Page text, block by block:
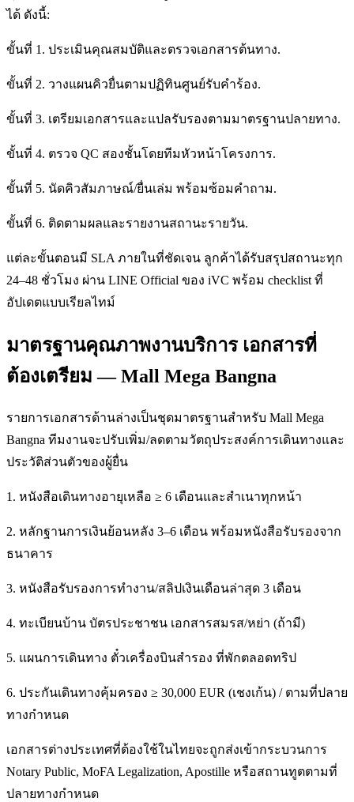
ได้ ดังนี้:
ขั้นที่ 1. ประเมินคุณสมบัติและตรวจเอกสารต้นทาง.
ขั้นที่ 2. วางแผนคิวยื่นตามปฏิทินศูนย์รับคำร้อง.
ขั้นที่ 3. เตรียมเอกสารและแปลรับรองตามมาตรฐานปลายทาง.
ขั้นที่ 4. ตรวจ QC สองชั้นโดยทีมหัวหน้าโครงการ.
ขั้นที่ 5. นัดคิวสัมภาษณ์/ยื่นเล่ม พร้อมซ้อมคำถาม.
ขั้นที่ 6. ติดตามผลและรายงานสถานะรายวัน.
แต่ละขั้นตอนมี SLA ภายในที่ชัดเจน ลูกค้าได้รับสรุปสถานะทุก
24–48 ชั่วโมง ผ่าน LINE Official ของ iVC พร้อม checklist ที่
อัปเดตแบบเรียลไทม์
มาตรฐานคุณภาพงานบริการ เอกสารที่
ต้องเตรียม — Mall Mega Bangna
รายการเอกสารด้านล่างเป็นชุดมาตรฐานสำหรับ Mall Mega
Bangna ทีมงานจะปรับเพิ่ม/ลดตามวัตถุประสงค์การเดินทางและ
ประวัติส่วนตัวของผู้ยื่น
1. หนังสือเดินทางอายุเหลือ ≥ 6 เดือนและสำเนาทุกหน้า
2. หลักฐานการเงินย้อนหลัง 3–6 เดือน พร้อมหนังสือรับรองจาก
ธนาคาร
3. หนังสือรับรองการทำงาน/สลิปเงินเดือนล่าสุด 3 เดือน
4. ทะเบียนบ้าน บัตรประชาชน เอกสารสมรส/หย่า (ถ้ามี)
5. แผนการเดินทาง ตั๋วเครื่องบินสำรอง ที่พักตลอดทริป
6. ประกันเดินทางคุ้มครอง ≥ 30,000 EUR (เชงเก้น) / ตามที่ปลาย
ทางกำหนด
เอกสารต่างประเทศที่ต้องใช้ในไทยจะถูกส่งเข้ากระบวนการ
Notary Public, MoFA Legalization, Apostille หรือสถานทูตตามที่
ปลายทางกำหนด